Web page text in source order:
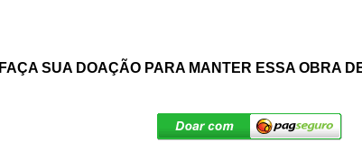
FAÇA SUA DOAÇÃO PARA MANTER ESSA OBRA